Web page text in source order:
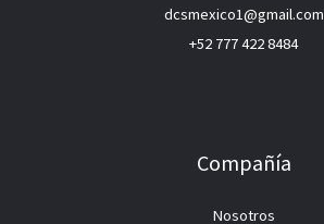
dcsmexico1@gmail.com
+52 777 422 8484
Compañía
Nosotros